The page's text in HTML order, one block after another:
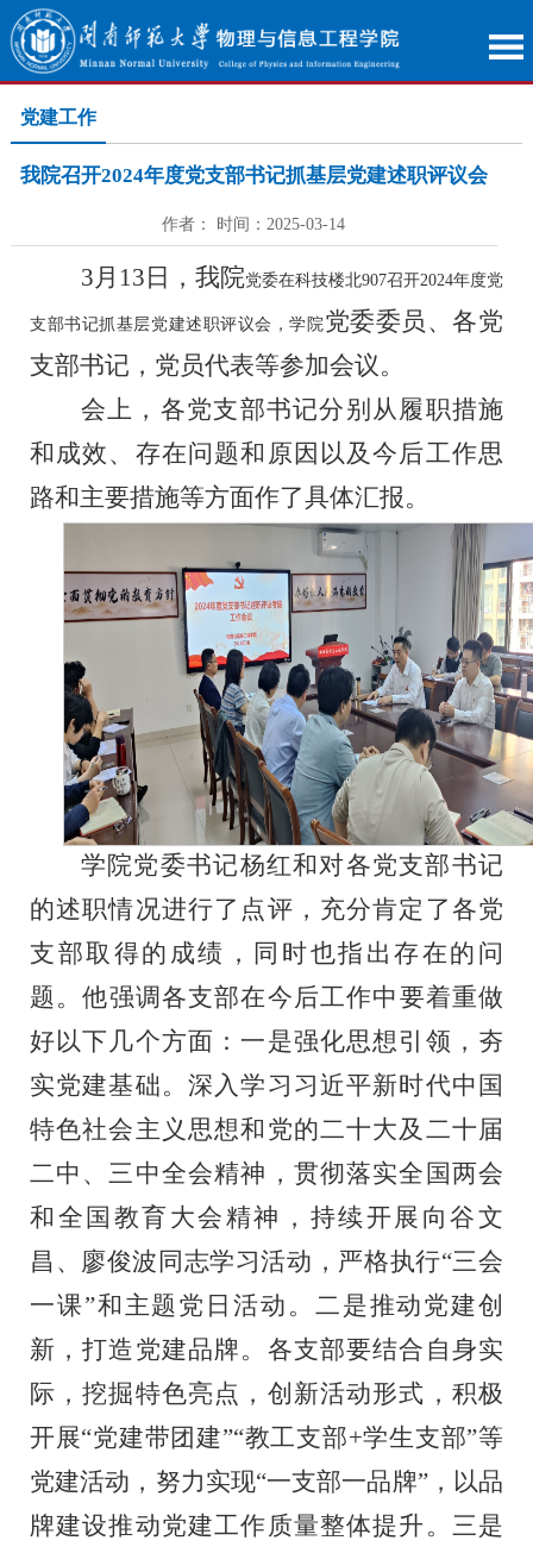
党建工作
我院召开2024年度党支部书记抓基层党建述职评议会
作者： 时间：2025-03-14
3月1 3 日，我院党委在科技楼北907召开2024年度党
支部书记抓基层党建述职评议会，学院 党委委员、各党
支部书记 ，党员代表等参加会议。
会上， 各党支部书记分别从履职措施
和成效、存在问题和原因以及今后工作思
路和主要措施等方面作了具体汇报。
学院党委书记杨红和对各党支部书记
的述职情况进行了点评 ， 充分肯定了各党
支部取得的成绩，同时也指出存在的 问
题。他强调各支部在今后工作中要着重做
好以下几个方面： 一是强化思想引领，夯
实党建基础。深入学习习近平新时代中国
特色社会主义思想和 党的二十大及二十届
二中、三中全会精神，贯彻落实全国两会
和全国教育大会精神，持续开展向谷文
昌、廖俊波同志学习活动，严格执行“三会
一课”和主题党日活动 。二是推动党建创
新，打造党建品牌。各支部要结合自身实
际，挖掘特色亮点，创新活动形式，积极
开展“党建带团建”“教工支部+学生支部”等
党建活动，努力实现“一支部一品牌”，以品
牌建设推动党建工作质量整体提升。三是